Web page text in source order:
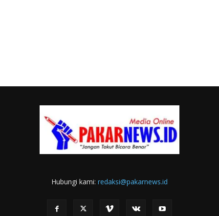
Hubungi kami: redaksi@pakarnews.id